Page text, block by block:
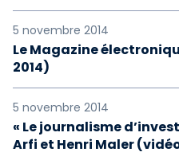
5 novembre 2014
Le Magazine
2014)
5 novembre 2014
« Le journalisme
Arfi et Henri Maler